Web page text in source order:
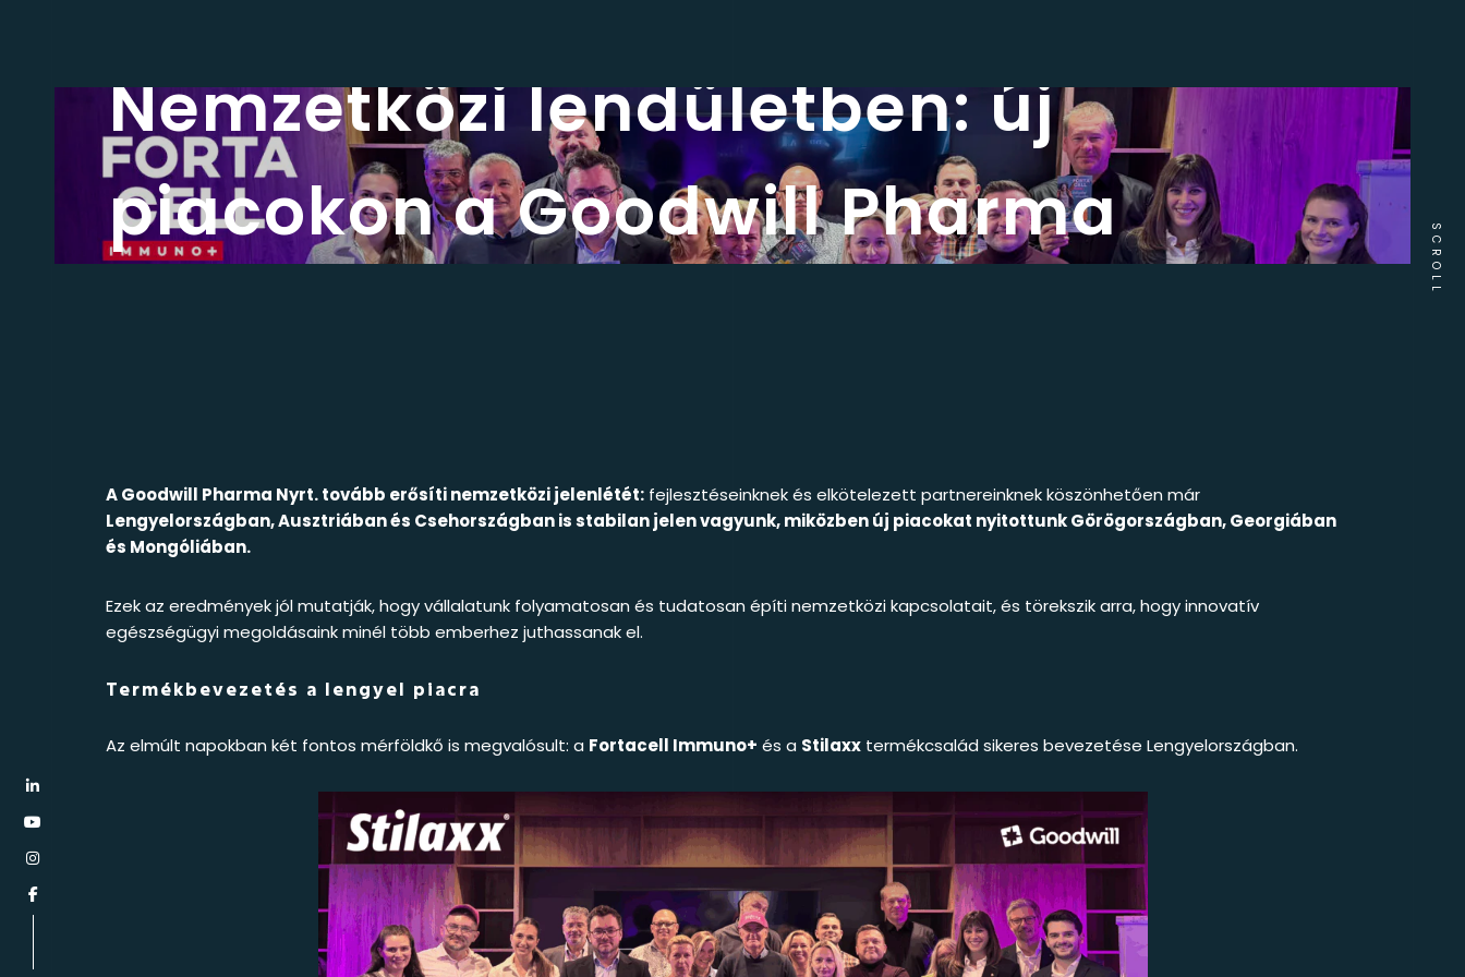
Nemzetközi lendületben: új
piacokon a Goodwill Pharma
SCROLL
A Goodwill Pharma Nyrt. tovább erősíti nemzetközi jelenlétét: fejlesztéseinknek és elkötelezett partnereinknek köszönhetően már
Lengyelországban, Ausztriában és Csehországban is stabilan jelen vagyunk, miközben új piacokat nyitottunk Görögországban, Georgiában
és Mongóliában.
Ezek az eredmények jól mutatják, hogy vállalatunk folyamatosan és tudatosan építi nemzetközi kapcsolatait, és törekszik arra, hogy innovatív
egészségügyi megoldásaink minél több emberhez juthassanak el.
Termékbevezetés a lengyel piacra
Az elmúlt napokban két fontos mérföldkő is megvalósult: a Fortacell Immuno+ és a Stilaxx termékcsalád sikeres bevezetése Lengyelországban.